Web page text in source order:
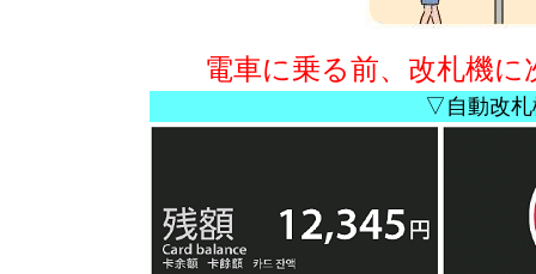
電車に乗る前、改札機
▽自動改札